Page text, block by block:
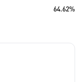
64.62%